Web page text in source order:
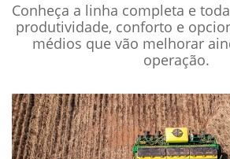
Conheça a linha completa e
produtividade, conforto e
médios que vão melhorar
operação.